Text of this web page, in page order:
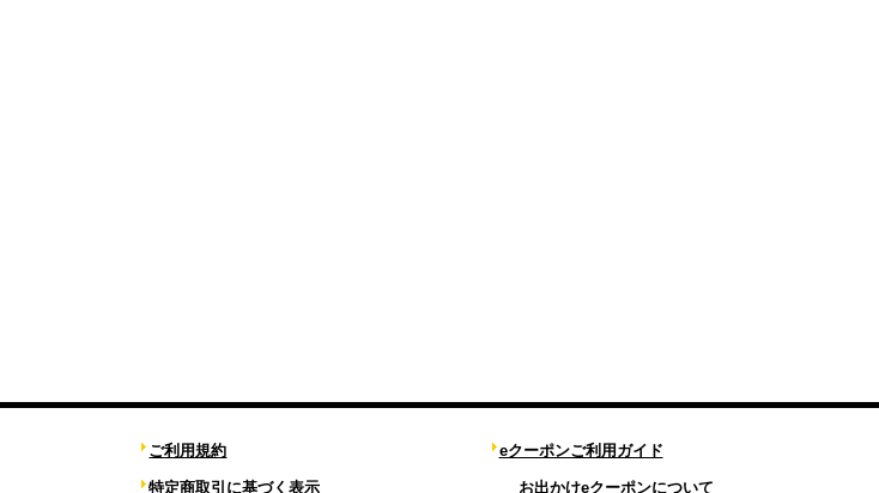
ご利用規約
特定商取引に基づく表示
eクーポンご利用ガイド
お出かけeクーポンについて